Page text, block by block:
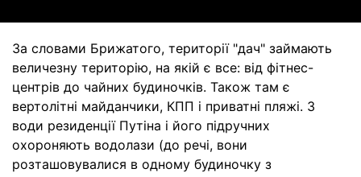
За словами Брижатого, території "дач" займають
величезну територію, на якій є все: від фітнес-
центрів до чайних будиночків. Також там є
вертолітні майданчики, КПП і приватні пляжі. З
води резиденції Путіна і його підручних
охороняють водолази (до речі, вони
розташовувалися в одному будиночку з